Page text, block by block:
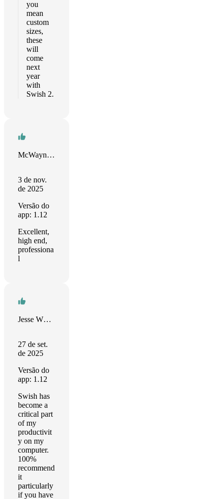
you
mean
custom
sizes,
these
will
come
next
year
with
Swish 2.
McWayne Weche
3 de nov.
de 2025
Versão do
app: 1.12
Excellent,
high end,
professiona
l
Jesse Whitehouse
27 de set.
de 2025
Versão do
app: 1.12
Swish has
become a
critical part
of my
productivit
y on my
computer.
100%
recommend
it
particularly
if you have